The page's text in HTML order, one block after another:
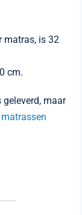
matras, is 32
cm.
maar
matrassen